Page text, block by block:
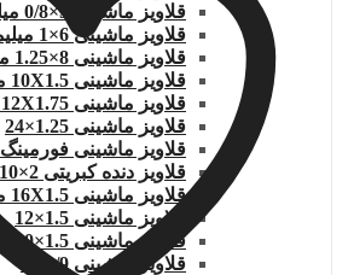
قلاویز ماشینی 5×0/8 میلیمتر اسکا
قلاویز ماشینی 6×1 میلیمتر اسکا
قلاویز ماشینی 8×1.25 میلیمتر .اسکا
قلاویز ماشینی 10X1.5 میلیمتر .اسکا
قلاویز ماشینی 12X1.75 میلیمتر اسکا
قلاویز ماشینی 1.25×24
قلاویز ماشینی فورمینگ 1×6
قلاویز دنده کبریتی 2×10 چپ
قلاویز ماشینی 16X1.5 مارپیچ
قلاویز ماشینی 1.5×12
قلاویز ماشینی 1.5×20 مارپیچ چپ
قلاویز ماشینی 5X0/9